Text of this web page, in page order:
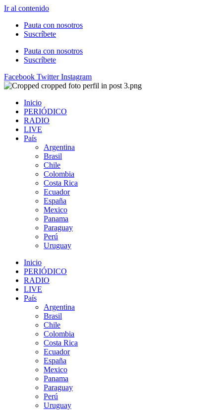
Ir al contenido
Pauta con nosotros
Suscríbete
Pauta con nosotros
Suscríbete
Facebook Twitter Instagram
Inicio
PERIÓDICO
RADIO
LIVE
País
Argentina
Brasil
Chile
Colombia
Costa Rica
Ecuador
España
Mexico
Panama
Paraguay
Perú
Uruguay
Inicio
PERIÓDICO
RADIO
LIVE
País
Argentina
Brasil
Chile
Colombia
Costa Rica
Ecuador
España
Mexico
Panama
Paraguay
Perú
Uruguay